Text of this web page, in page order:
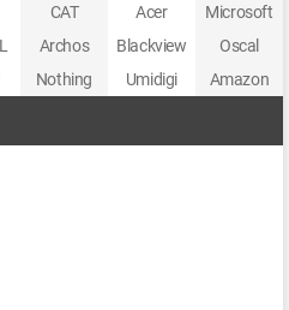
CAT Acer
Microsoft
Archos Blackview
Oscal
Nothing Umidigi Amazon